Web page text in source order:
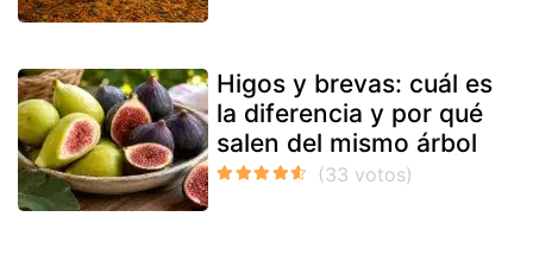
Higos y brevas: cuál es
la diferencia y por qué
salen del mismo árbol